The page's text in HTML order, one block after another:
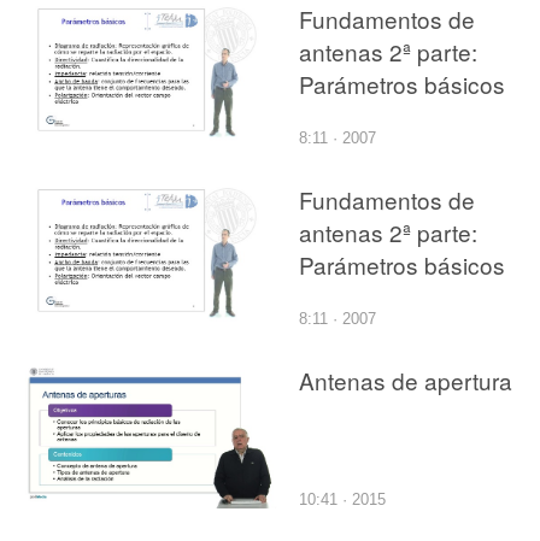
Fundamentos de
antenas 2ª parte:
Parámetros básicos
8:11 · 2007
Fundamentos de
antenas 2ª parte:
Parámetros básicos
8:11 · 2007
Antenas de apertura
10:41 · 2015